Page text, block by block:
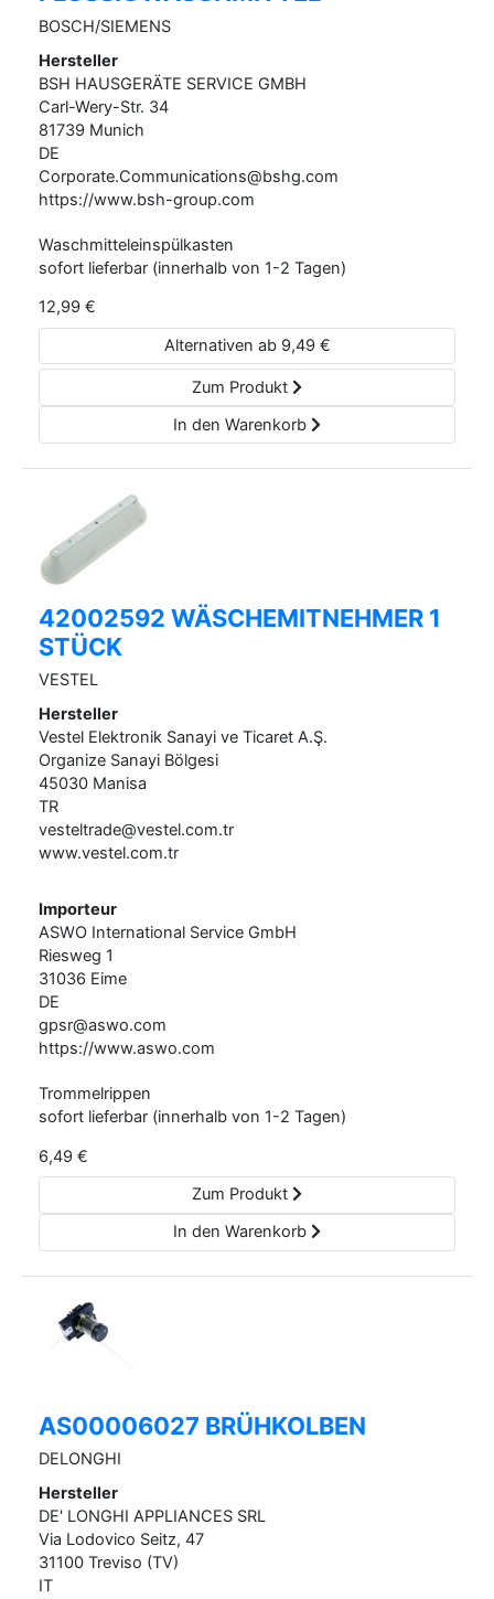
BOSCH/SIEMENS
Hersteller
BSH HAUSGERÄTE SERVICE GMBH
Carl-Wery-Str. 34
81739 Munich
DE
Corporate.Communications@bshg.com
https://www.bsh-group.com
Waschmitteleinspülkasten
sofort lieferbar (innerhalb von 1-2 Tagen)
12,99 €
Alternativen ab 9,49 €
Zum Produkt
In den Warenkorb
42002592 WÄSCHEMITNEHMER 1
STÜCK
VESTEL
Hersteller
Vestel Elektronik Sanayi ve Ticaret A.Ş.
Organize Sanayi Bölgesi
45030 Manisa
TR
vesteltrade@vestel.com.tr
www.vestel.com.tr
Importeur
ASWO International Service GmbH
Riesweg 1
31036 Eime
DE
gpsr@aswo.com
https://www.aswo.com
Trommelrippen
sofort lieferbar (innerhalb von 1-2 Tagen)
6,49 €
Zum Produkt
In den Warenkorb
AS00006027 BRÜHKOLBEN
DELONGHI
Hersteller
DE' LONGHI APPLIANCES SRL
Via Lodovico Seitz, 47
31100 Treviso (TV)
IT